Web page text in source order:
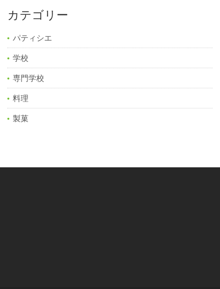
カテゴリー
パティシエ
学校
専門学校
料理
製菓